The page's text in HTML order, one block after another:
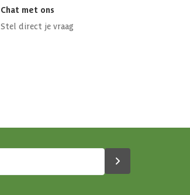
Chat met ons
Stel direct je vraag